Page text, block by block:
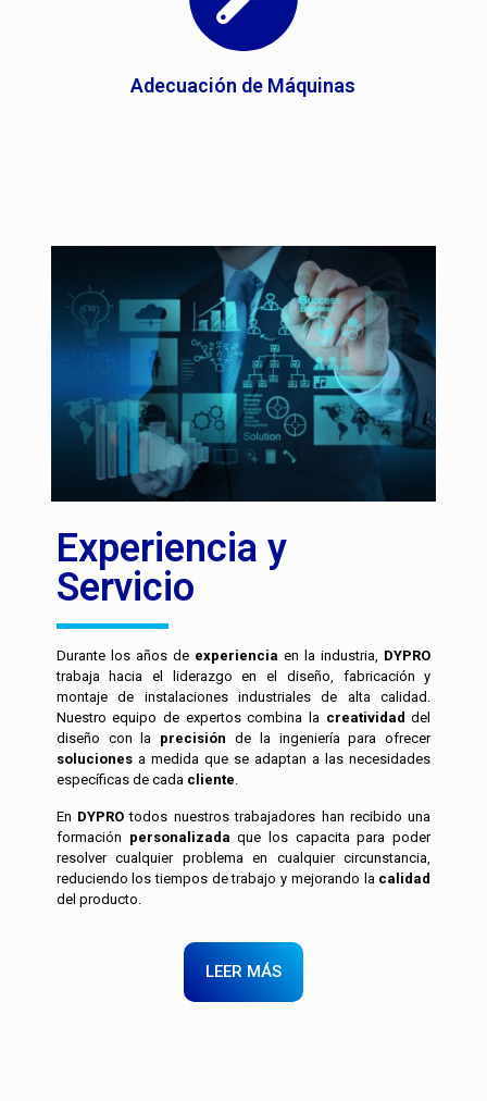
Adecuación de Máquinas
Experiencia y
Servicio
Durante los años de experiencia en la industria, DYPRO
trabaja hacia el liderazgo en el diseño, fabricación y
montaje de instalaciones industriales de alta calidad.
Nuestro equipo de expertos combina la creatividad del
diseño con la precisión de la ingeniería para ofrecer
solucionesa medida que se adaptan a las necesidades
específicas de cada cliente
En DYPRO todos nuestros trabajadores han recibido una
formación personalizada que los capacita para poder
resolver cualquier problema en cualquier circunstancia,
reduciendo los tiempos de trabajo y mejorando la calidad
del producto.
LEER MÁS